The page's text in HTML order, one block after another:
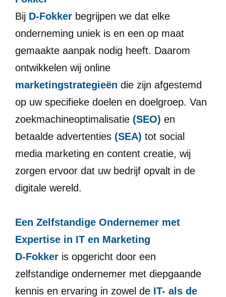
Bij D-Fokker begrijpen we dat elke
onderneming uniek is en een op maat
gemaakte aanpak nodig heeft. Daarom
ontwikkelen wij online
marketingstrategieën die zijn afgestemd
op uw specifieke doelen en doelgroep. Van
zoekmachineoptimalisatie (SEO) en
betaalde advertenties (SEA) tot social
media marketing en content creatie, wij
zorgen ervoor dat uw bedrijf opvalt in de
digitale wereld.
Een Zelfstandige Ondernemer met
Expertise in IT en Marketing
D-Fokker is opgericht door een
zelfstandige ondernemer met diepgaande
kennis en ervaring in zowel de IT- als de